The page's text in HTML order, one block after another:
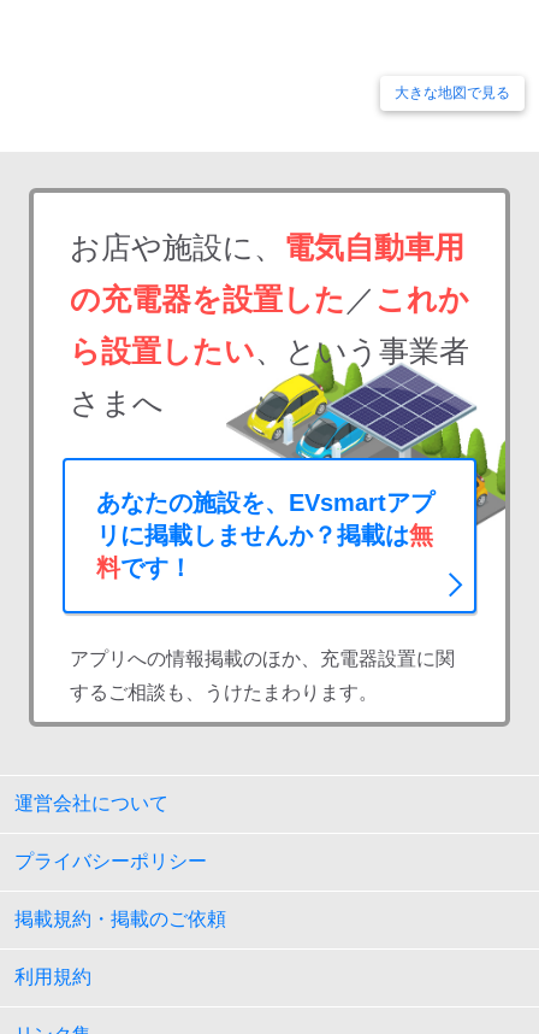
大きな地図で見る
お店や施設に、 電気自動車用
の充電器を設置した ／ これか
ら設置したい、という事業者
さまへ
あなたの施設を、EVsmartアプ
リに掲載しませんか？掲載は無
料です！
アプリへの情報掲載のほか、充電器設置に関
するご相談も、うけたまわります。
運営会社について
プライバシーポリシー
掲載規約・掲載のご依頼
利用規約